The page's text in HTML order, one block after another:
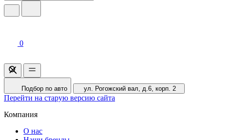
0
Подбор по авто ул. Рогожский вал, д.6, корп. 2
Перейти на старую версию сайта
Компания
О нас